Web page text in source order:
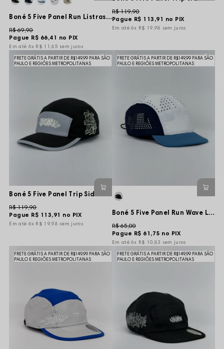
Boné 5 Five Panel Run Listras Refletivas - Cinza/Cinza Claro - Aba Curta e Flexível
Pague R$ 66,41 no PIX
R$ 69,90
6x R$ 11,65 sem juros
Pague R$ 113,91 no PIX
R$ 119,90
6x R$ 19,98 sem juros
FRETE GRÁTIS A PARTIR DE R$149,99 PARA SÃO
PAULO E REGIÕES METROPOLITANAS
Pague R$ 113,91 no PIX
R$ 119,90
6x R$ 19,98 sem juros
FRETE GRÁTIS A PARTIR DE R$149,99 PARA SÃO
PAULO E REGIÕES METROPOLITANAS
Boné 5 Five Panel Run Wave Liso - Branco/Azul/Marinho - Aba Curta e Flexível
Pague R$ 61,75 no PIX
R$ 65,00
6x R$ 10,83 sem juros
FRETE GRÁTIS A PARTIR DE R$149,99 PARA SÃO
PAULO E REGIÕES METROPOLITANAS
FRETE GRÁTIS A PARTIR DE R$149,99 PARA SÃO
PAULO E REGIÕES METROPOLITANAS